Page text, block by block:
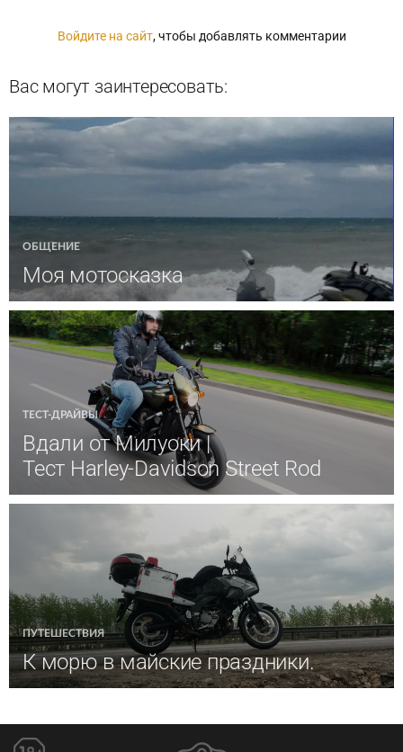
Войдите на сайт, чтобы добавлять комментарии
Вас могут заинтересовать:
ОБЩЕНИЕ
Моя мотосказка
ТЕСТ-ДРАЙВЫ
Вдали от Милуоки |
Тест Harley-Davidson Street Rod
ПУТЕШЕСТВИЯ
К морю в майские праздники.